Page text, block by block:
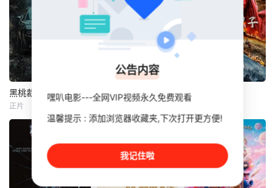
将波派囚禁在地下
军事基地，试图驯
化并利用他的超人
类力量，将其打造
成杀伤力极强的军
事武器。残酷的实
验不断压榨他的身
体，也持续点燃着
他心底的怒火。很
快实验彻底失控，
被狂怒彻底吞噬的
一个普通的一家四
口突遭诡异变故，
被困在自家房屋中
超过 1000 天无法
出门。在资源消耗
殆尽与未知神秘威
胁的双重逼迫下，
一家人必须想方设
法联手求生，打破
这间禁锢生命的困
一名心理学明星学
生在一次教师派对
上死亡后，安德莉
亚·吉布斯和她的儿
子伊桑被卷入了著
名教授艾伦·杰克逊
的危险操纵之中
人。
黑桃裁决
身负战争创伤的老
兵詹姆斯·毕肖普警
探，正努力回归正
黑桃裁决
正片
奇怪的零食店钱天堂
罗美兰
李来
奇怪的零食店钱天堂
刘姝彤
1938年，高胜男新
婚之日，丈夫被日
军残害，父辈亦遭
屠戮。她举枪聚
双枪红娘子
公告内容
嘿叭电影---全网VIP视频永久免费观看
温馨提示 : 添加浏览器收藏夹,下次打开更方便!
我记住啦